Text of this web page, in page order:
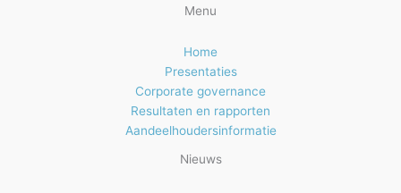
Menu
Home
Presentaties
Corporate governance
Resultaten en rapporten
Aandeelhoudersinformatie
Nieuws